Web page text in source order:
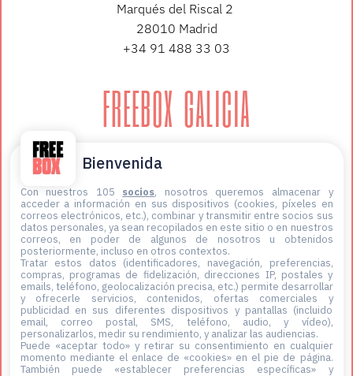
Marqués del Riscal 2
28010 Madrid
+34 91 488 33 03
FREEBOX GALICIA
36202 Vigo
+34 647 12 59 06
Bienvenida
Con nuestros 105 socios, nosotros queremos almacenar y
acceder a información en sus dispositivos (cookies, píxeles en
correos electrónicos, etc.), combinar y transmitir entre socios sus
datos personales, ya sean recopilados en este sitio o en nuestros
correos, en poder de algunos de nosotros u obtenidos
posteriormente, incluso en otros contextos.
Tratar estos datos (identificadores, navegación, preferencias,
compras, programas de fidelización, direcciones IP, postales y
emails, teléfono, geolocalización precisa, etc.) permite desarrollar
y ofrecerle servicios, contenidos, ofertas comerciales y
publicidad en sus diferentes dispositivos y pantallas (incluido
email, correo postal, SMS, teléfono, audio, y vídeo),
personalizarlos, medir su rendimiento, y analizar las audiencias.
Puede «aceptar todo» y retirar su consentimiento en cualquier
momento mediante el enlace de «cookies» en el pie de página.
También puede «establecer preferencias específicas» y